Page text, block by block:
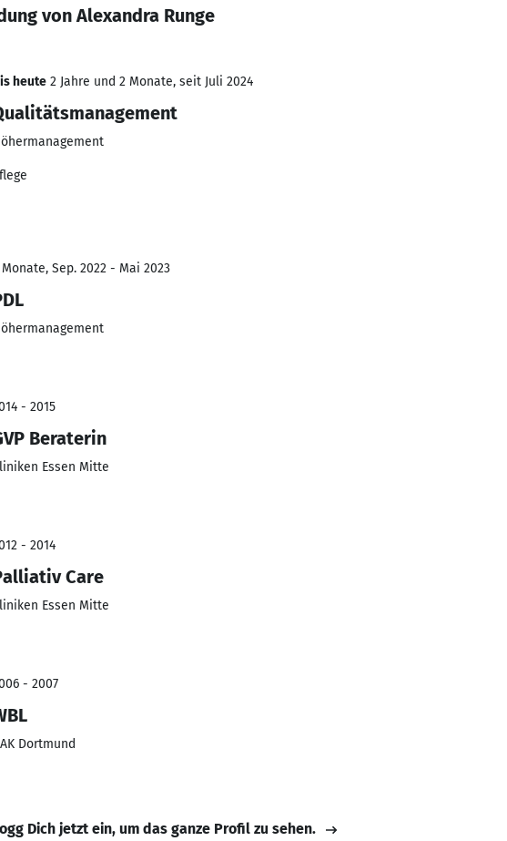
von Alexandra Runge
heute 2 Jahre und 2 Monate, seit Juli 2024
Sep. 2022 - Mai 2023
- 2015
Beraterin
Essen Mitte
- 2014
Care
Essen Mitte
- 2007
Dortmund
Dich jetzt ein, um das ganze Profil zu sehen.